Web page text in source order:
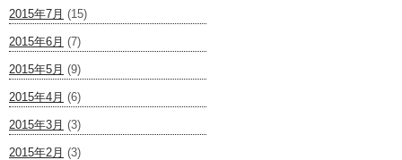
2015年7月 (15)
2015年6月 (7)
2015年5月 (9)
2015年4月 (6)
2015年3月 (3)
2015年2月 (3)